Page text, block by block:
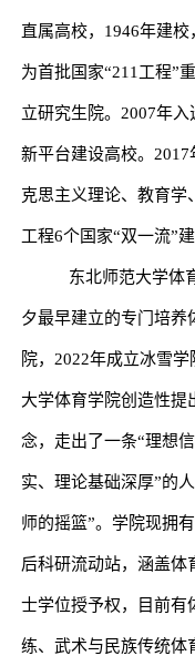
直属高校， 1946年建校
为首批国家“211 工程”
立研究生院。 2007年入
新平台建设高校。 2017
克思主义理论、教育学
工程6个国家“双一流”
东北师范大学体
夕最早建立的专门培养
院， 2022年成立冰雪学
大学体育学院创造性提
念，走出了一条“理想
实、理论基础深厚”的
师的摇篮”。学院现拥
后科研流动站，涵盖体
士学位授予权，目前有
练、武术与民族传统体